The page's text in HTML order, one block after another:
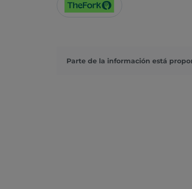
Parte de la información está